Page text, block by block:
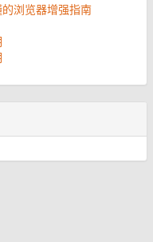
浏览器增强指南